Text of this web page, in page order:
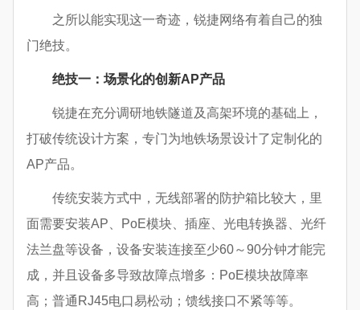
之所以能实现这一奇迹，锐捷网络有着自己的独
门绝技。
绝技一：场景化的创新AP产品
锐捷在充分调研地铁隧道及高架环境的基础上，
打破传统设计方案，专门为地铁场景设计了定制化的
AP产品。
传统安装方式中，无线部署的防护箱比较大，里
面需要安装AP、PoE模块、插座、光电转换器、光纤
法兰盘等设备，设备安装连接至少60～90分钟才能完
成，并且设备多导致故障点增多：PoE模块故障率
高；普通RJ45电口易松动；馈线接口不紧等等。